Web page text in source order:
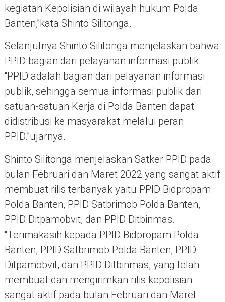
kegiatan Kepolisian di wilayah hukum Polda
Banten,”kata Shinto Silitonga.
Selanjutnya Shinto Silitonga menjelaskan bahwa
PPID bagian dari pelayanan informasi publik.
“PPID adalah bagian dari pelayanan informasi
publik, sehingga semua informasi publik dari
satuan-satuan Kerja di Polda Banten dapat
didistribusi ke masyarakat melalui peran
PPID.”ujarnya.
Shinto Silitonga menjelaskan Satker PPID pada
bulan Februari dan Maret 2022 yang sangat aktif
membuat rilis terbanyak yaitu PPID Bidpropam
Polda Banten, PPID Satbrimob Polda Banten,
PPID Ditpamobvit, dan PPID Ditbinmas.
“Terimakasih kepada PPID Bidpropam Polda
Banten, PPID Satbrimob Polda Banten, PPID
Ditpamobvit, dan PPID Ditbinmas, yang telah
membuat dan mengirimkan rilis kepolisian
sangat aktif pada bulan Februari dan Maret